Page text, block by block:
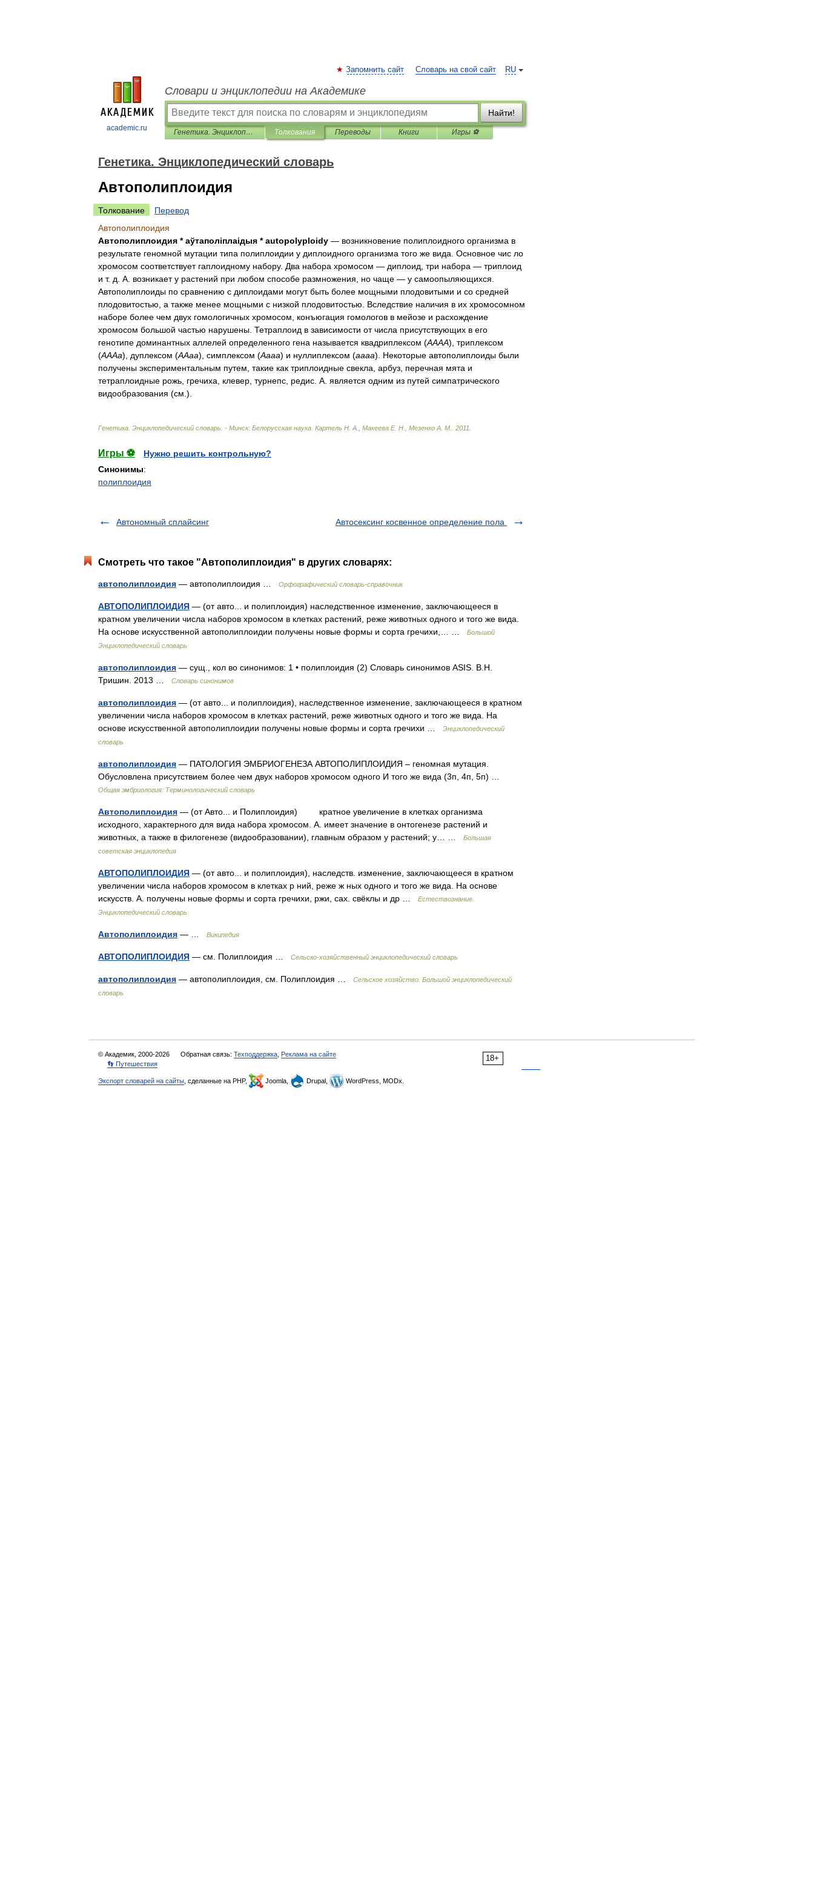
academic.ru
RU
Запомнить сайт Словарь на свой сайт
Словари и энциклопедии на Академике
Найти!
Генетика. Энциклопедический словарь Толкования Переводы Книги Игры ⚽
Генетика. Энциклопедический словарь
Автополиплоидия
Толкование
Перевод
Автополиплоидия
Автополиплоидия *аўтаполіплаідыя *autopolyploidy — возникновение полиплоидного организма в
результате геномной мутации типа полиплоидии у диплоидного организма того же вида Основное чис ло
хромосом соответствует гаплоидному набору. Два набора хромосом — диплоид три набора — триплоид
и т. д А возникает у растений при любом способе размножения но чаще — у самоопыляющихся
Автополиплоиды по сравнению с диплоидами могут быть более мощными плодовитыми и со средней
плодовитостью а также менее мощными с низкой плодовитостью Вследствие наличия в их хромосомном
наборе более чем двух гомологичных хромосом конъюгация гомологов в мейозе и расхождение
хромосом большой частью нарушены Тетраплоид в зависимости от числа присутствующих в его
генотипе доминантных аллелей определенного гена называется квадриплексом (АААА), триплексом
(АААа), дуплексом (ААаа), симплексом (Аааа) и нуллиплексом (аааа). Некоторые автополиплоиды были
получены экспериментальным путем такие как триплоидные свекла арбуз перечная мята и
тетраплоидные рожь гречиха клевер турнепс редис А является одним из путей симпатрического
видообразования (см .).
Генетика Энциклопедический словарь . - Минск: Белорусская наука Картель Н А Макеева Е. Н Мезенко А М 2011
Игры ⚽
Нужно решить контрольную?
Синонимы:
полиплоидия
Автономный сплайсинг Автосексинг косвенное определение пола
Смотреть что такое "Автополиплоидия" в других словарях:
автополиплоидия — автополиплоидия … Орфографический словарь-справочник
АВТОПОЛИПЛОИДИЯ — (от авто... и полиплоидия) наследственное изменение, заключающееся в
кратном увеличении числа наборов хромосом в клетках растений, реже животных одного и того же вида.
На основе искусственной автополиплоидии получены новые формы и сорта гречихи,… …
Большой
Энциклопедический словарь
автополиплоидия — сущ., кол во синонимов: 1 • полиплоидия (2) Словарь синонимов ASIS. В.Н.
Тришин. 2013 …
Словарь синонимов
автополиплоидия — (от авто... и полиплоидия), наследственное изменение, заключающееся в кратном
увеличении числа наборов хромосом в клетках растений, реже животных одного и того же вида. На
основе искусственной автополиплоидии получены новые формы и сорта гречихи …
Энциклопедический
словарь
автополиплоидия — ПАТОЛОГИЯ ЭМБРИОГЕНЕЗА АВТОПОЛИПЛОИДИЯ – геномная мутация.
Обусловлена присутствием более чем двух наборов хромосом одного И того же вида (3п, 4п, 5п) …
Общая эмбриология: Терминологический словарь
Автополиплоидия — (от Авто... и Полиплоидия) кратное увеличение в клетках организма
исходного, характерного для вида набора хромосом. А. имеет значение в онтогенезе растений и
животных, а также в филогенезе (видообразовании), главным образом у растений; у… …
Большая
советская энциклопедия
АВТОПОЛИПЛОИДИЯ — (от авто... и полиплоидия), наследств. изменение, заключающееся в кратном
увеличении числа наборов хромосом в клетках р ний, реже ж ных одного и того же вида. На основе
искусств. А. получены новые формы и сорта гречихи, ржи, сах. свёклы и др …
Естествознание.
Энциклопедический словарь
Автополиплоидия — … Википедия
АВТОПОЛИПЛОИДИЯ — см. Полиплоидия … Сельско-хозяйственный энциклопедический словарь
автополиплоидия — автополиплоидия, см. Полиплоидия …
Сельское хозяйство. Большой энциклопедический
словарь
18+
© Академик, 2000-2026 Обратная связь: Техподдержка Реклама на сайте
👣 Путешествия
Экспорт словарей на сайты , сделанные на PHP, Joomla, Drupal, WordPress, MODx.